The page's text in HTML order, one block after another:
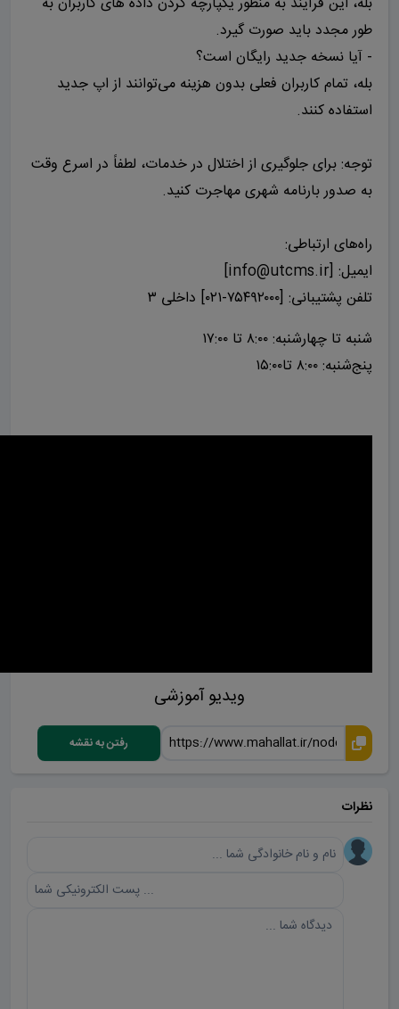
طور مجدد باید صورت گیرد.
- آیا نسخه جدید رایگان است؟
بله، تمام کاربران فعلی بدون هزینه می‌توانند از اپ جدید
استفاده کنند.
توجه: برای جلوگیری از اختلال در خدمات، لطفاً در اسرع وقت
به صدور بارنامه شهری مهاجرت کنید.
راه‌های ارتباطی:
ایمیل: [info@utcms.ir]
تلفن پشتیبانی: [۷۵۴۹۲۰۰۰-۰۲۱] داخلی ۳
شنبه تا چهارشنبه: ۸:۰۰ تا ۱۷:۰۰
پنج‌شنبه: ۸:۰۰ تا۱۵:۰۰
ویدیو آموزشی
رفتن به نقشه
نظرات